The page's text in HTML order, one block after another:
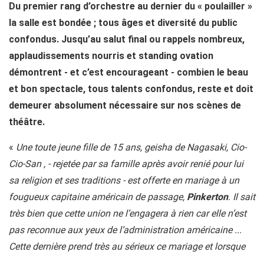
Du premier rang d’orchestre au dernier du « poulailler »
la salle est bondée ; tous âges et diversité du public
confondus. Jusqu’au salut final ou rappels nombreux,
applaudissements nourris et standing ovation
démontrent - et c’est encourageant - combien le beau
et bon spectacle, tous talents confondus, reste et doit
demeurer absolument nécessaire sur nos scènes de
théâtre.
« Une toute jeune fille de 15 ans, geisha de Nagasaki, Cio-
Cio-San , - rejetée par sa famille après avoir renié pour lui
sa religion et ses traditions - est offerte en mariage à un
fougueux capitaine américain de passage, Pinkerton. Il sait
très bien que cette union ne l’engagera à rien car elle n’est
pas reconnue aux yeux de l’administration américaine ...
Cette dernière prend très au sérieux ce mariage et lorsque